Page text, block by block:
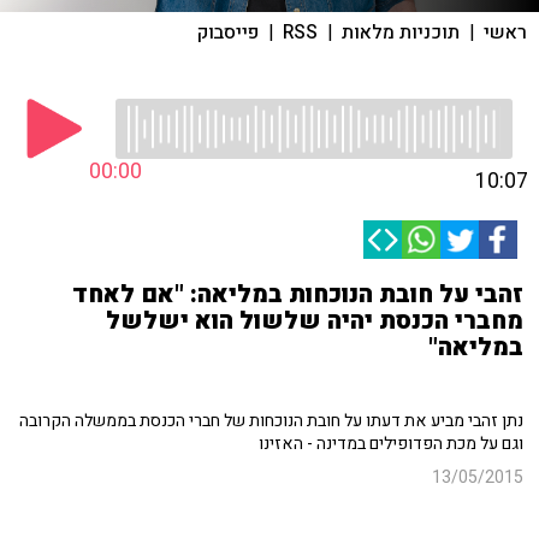
ראשי | תוכניות מלאות |
RSS
| פייסבוק
00:00 10:07
זהבי על חובת הנוכחות במליאה: "אם לאחד
מחברי הכנסת יהיה שלשול הוא ישלשל
במליאה"
נתן זהבי מביע את דעתו על חובת הנוכחות של חברי הכנסת בממשלה הקרובה
וגם על מכת הפדופילים במדינה - האזינו
13/05/2015